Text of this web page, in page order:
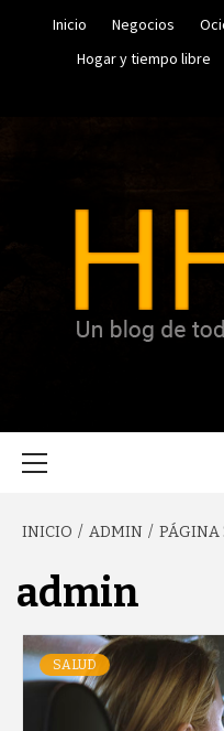
Inicio Negocios
Hogar y tiempo libre
INICIO ADMIN PÁGINA
admin
SALUD